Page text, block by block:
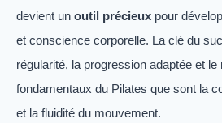
devient un outil précieux pour
et conscience corporelle. La clé du
régularité, la progression adaptée et
fondamentaux du Pilates que sont la
et la fluidité du mouvement.